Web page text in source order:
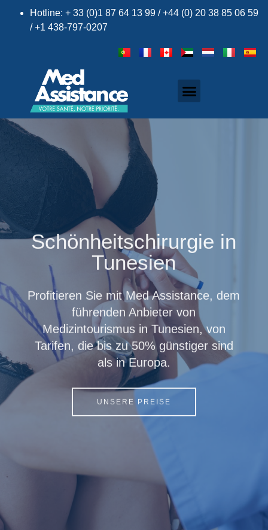
Hotline: + 33 (0)1 87 64 13 99 / +44 (0) 20 38 85 06 59
/ +1 438-797-0207
Schönheitschirurgie in
Tunesien
Profitieren Sie mit Med Assistance, dem
führenden Anbieter von
Medizintourismus in Tunesien, von
Tarifen, die bis zu 50% günstiger sind
als in Europa.
UNSERE PREISE